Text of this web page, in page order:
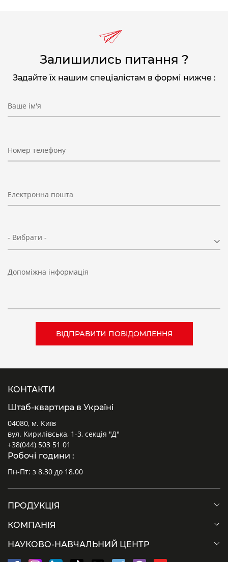
Залишились питання ?
Задайте їх нашим спеціалістам в формі нижче :
Ваше ім'я
Номер телефону
Електронна пошта
- Вибрати -
Допоміжна інформація
КОНТАКТИ
Штаб-квартира в Україні
04080, м. Київ
вул. Кирилівська, 1-3, секція "Д"
+38(044) 503 51 01
Робочі години :
Пн-Пт: з 8.30 до 18.00
ПРОДУКЦІЯ
КОМПАНІЯ
НАУКОВО-НАВЧАЛЬНИЙ ЦЕНТР